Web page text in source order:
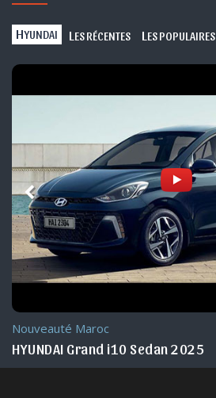
HYUNDAI L ES RÉCENTES L ES POPULAIRES
Nouveauté Maroc
HYUNDAI Grand i10 Sedan 2025